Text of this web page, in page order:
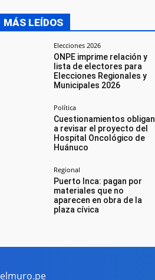
MÁS LEÍDOS
Elecciones 2026
ONPE imprime relación y
lista de electores para
Elecciones Regionales y
Municipales 2026
Política
Cuestionamientos obligan
a revisar el proyecto del
Hospital Oncológico de
Huánuco
Regional
Puerto Inca: pagan por
materiales que no
aparecen en obra de la
plaza cívica
elmuro.pe